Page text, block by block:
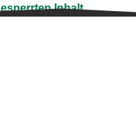
Inhalt.